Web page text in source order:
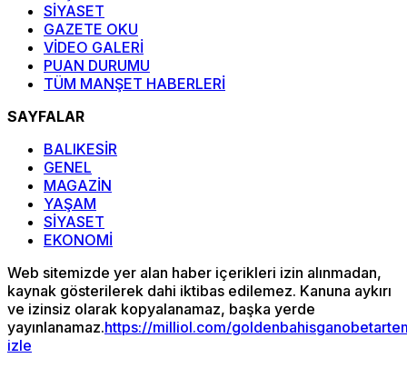
SİYASET
GAZETE OKU
VİDEO GALERİ
PUAN DURUMU
TÜM MANŞET HABERLERİ
SAYFALAR
BALIKESİR
GENEL
MAGAZİN
YAŞAM
SİYASET
EKONOMİ
Web sitemizde yer alan haber içerikleri izin alınmadan,
kaynak gösterilerek dahi iktibas edilemez. Kanuna aykırı
ve izinsiz olarak kopyalanamaz, başka yerde
yayınlanamaz.https://milliol.com/goldenbahisganobet
izle